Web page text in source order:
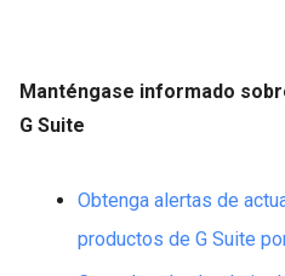
Manténgase informado
G Suite
Obtenga alertas de
productos de G Suite